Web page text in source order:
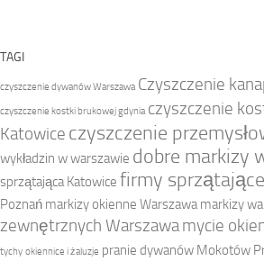
TAGI
czyszczenie dywanów Warszawa Czyszczenie
czyszczenie kostki brukowej gdynia czyszczenie
Katowice czyszczenie
wykładzin w warszawie dobre markizy
sprzątająca Katowice firmy
Poznań markizy okienne Warszawa markizy
zewnętrznych Warszawamycie
tychy okiennice i żaluzje pranie dywanów Mokotów